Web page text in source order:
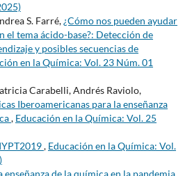
S. Farré,¿Cómo nos pueden ayudar
el tema ácido-base?: Detección de
y posibles secuencias de
en la Química: Vol. 23 Núm. 01
Carabelli, Andrés Raviolo,
Iberoamericanas para la enseñanza
, Educación en la Química: Vol. 25
, Educación en la Química: Vol.